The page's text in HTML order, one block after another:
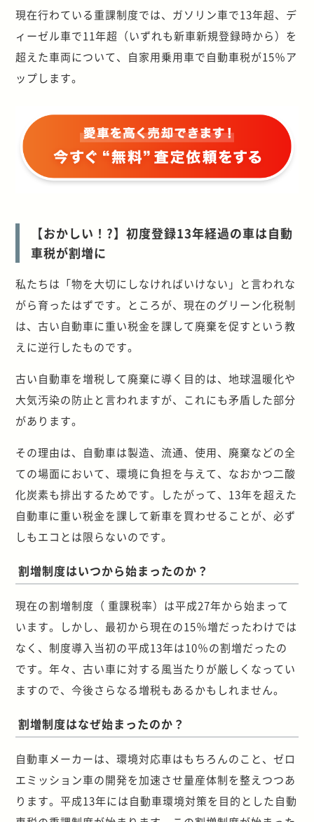
現在行わている重課制度では、ガソリン車で13年超、デ
ィーゼル車で11年超（いずれも新車新規登録時から）を
超えた車両について、自家用乗用車で自動車税が15％ア
ップします。
【おかしい！?】初度登録13年経過の車は自動
車税が割増に
私たちは「物を大切にしなければいけない」と言われな
がら育ったはずです。ところが、現在のグリーン化税制
は、古い自動車に重い税金を課して廃棄を促すという教
えに逆行したものです。
古い自動車を増税して廃棄に導く目的は、地球温暖化や
大気汚染の防止と言われますが、これにも矛盾した部分
があります。
その理由は、自動車は製造、流通、使用、廃棄などの全
ての場面において、環境に負担を与えて、なおかつ二酸
化炭素も排出するためです。したがって、13年を超えた
自動車に重い税金を課して新車を買わせることが、必ず
しもエコとは限らないのです。
割増制度はいつから始まったのか？
現在の割増制度（ 重課税率）は平成27年から始まって
います。しかし、最初から現在の15％増だったわけでは
なく、制度導入当初の平成13年は10％の割増だったの
です。年々、古い車に対する風当たりが厳しくなってい
ますので、今後さらなる増税もあるかもしれません。
割増制度はなぜ始まったのか？
自動車メーカーは、環境対応車はもちろんのこと、ゼロ
エミッション車の開発を加速させ量産体制を整えつつあ
ります。平成13年には自動車環境対策を目的とした自動